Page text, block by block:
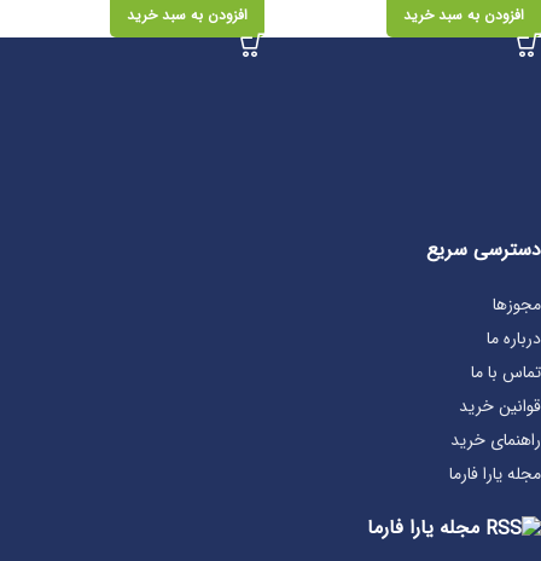
افزودن به سبد خرید افزودن به سبد خرید
دسترسی سریع
مجوزها
درباره ما
تماس با ما
قوانین خرید
راهنمای خرید
مجله یارا فارما
مجله یارا فارما